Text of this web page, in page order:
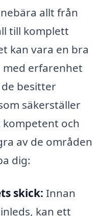
allt från
till komplett
kan vara en bra
erfarenhet
besitter
säkerställer
och
av de områden
dig:
skick: Innan
kan ett